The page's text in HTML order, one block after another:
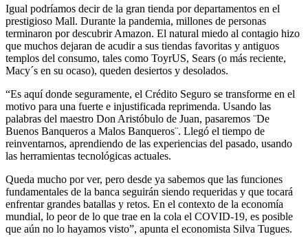
Igual podríamos decir de la gran tienda por departamentos en el
prestigioso Mall. Durante la pandemia, millones de personas
terminaron por descubrir Amazon. El natural miedo al contagio hizo
que muchos dejaran de acudir a sus tiendas favoritas y antiguos
templos del consumo, tales como ToyrUS, Sears (o más reciente,
Macy´s en su ocaso), queden desiertos y desolados.
“Es aquí donde seguramente, el Crédito Seguro se transforme en el
motivo para una fuerte e injustificada reprimenda. Usando las
palabras del maestro Don Aristóbulo de Juan, pasaremos ¨De
Buenos Banqueros a Malos Banqueros¨. Llegó el tiempo de
reinventarnos, aprendiendo de las experiencias del pasado, usando
las herramientas tecnológicas actuales.
Queda mucho por ver, pero desde ya sabemos que las funciones
fundamentales de la banca seguirán siendo requeridas y que tocará
enfrentar grandes batallas y retos. En el contexto de la economía
mundial, lo peor de lo que trae en la cola el COVID-19, es posible
que aún no lo hayamos visto”, apunta el economista Silva Tugues.